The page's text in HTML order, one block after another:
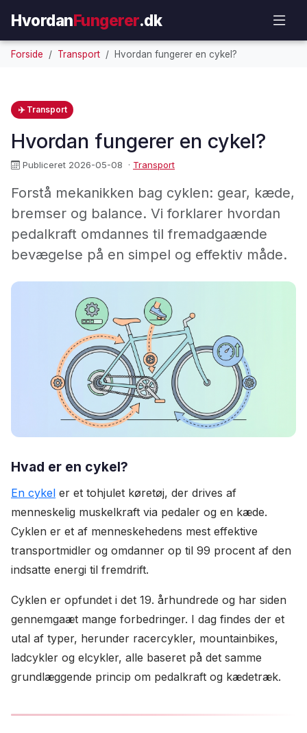
HvordanFungerer.dk
Forside Transport Hvordan fungerer en cykel?
✈️ Transport
Hvordan fungerer en cykel?
Publiceret 2026-05-08 · Transport
Forstå mekanikken bag cyklen: gear, kæde,
bremser og balance. Vi forklarer hvordan
pedalkraft omdannes til fremadgaænde
bevægelse på en simpel og effektiv måde.
Hvad er en cykel?
En cykel er et tohjulet køretøj, der drives af
menneskelig muskelkraft via pedaler og en kæde.
Cyklen er et af menneskehedens mest effektive
transportmidler og omdanner op til 99 procent af den
indsatte energi til fremdrift.
Cyklen er opfundet i det 19. århundrede og har siden
gennemgaæt mange forbedringer. I dag findes der et
utal af typer, herunder racercykler, mountainbikes,
ladcykler og elcykler, alle baseret på det samme
grundlæggende princip om pedalkraft og kædetræk.